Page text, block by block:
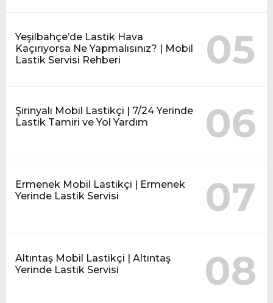
Yeşilbahçe’de Lastik Hava
Kaçırıyorsa Ne Yapmalısınız? | Mobil
Lastik Servisi Rehberi
05
Şirinyalı Mobil Lastikçi | 7/24 Yerinde
Lastik Tamiri ve Yol Yardım
06
Ermenek Mobil Lastikçi | Ermenek
Yerinde Lastik Servisi
07
Altıntaş Mobil Lastikçi | Altıntaş
Yerinde Lastik Servisi
08